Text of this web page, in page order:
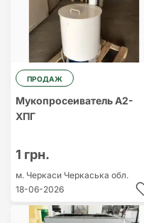
ПРОДАЖ
Мукопросеиватель А2-
ХПГ
1 грн.
м. Черкаси Черкаська обл.
18-06-2026